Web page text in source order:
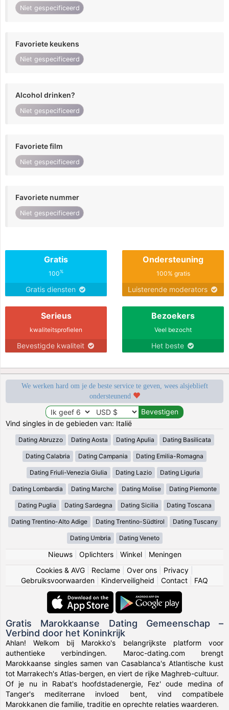
Niet gespecificeerd
Favoriete keukens
Niet gespecificeerd
Alcohol drinken?
Niet gespecificeerd
Favoriete film
Niet gespecificeerd
Favoriete nummer
Niet gespecificeerd
Gratis
100%
Gratis diensten
Ondersteuning
100% gratis
Luisterende moderators
Serieus
kwaliteitsprofielen
Bevestigde kwaliteit
Bezoekers
Veel bezocht
Het beste
We werken hard om je de beste service te geven, wees alsjeblieft
ondersteunend
Vind singles in de gebieden van: Italië
Dating Abruzzo Dating Aosta Dating Apulia Dating Basilicata
Dating Calabria Dating Campania Dating Emilia-Romagna
Dating Friuli-Venezia Giulia Dating Lazio Dating Liguria
Dating Lombardia Dating Marche Dating Molise Dating Piemonte
Dating Puglia Dating Sardegna Dating Sicilia Dating Toscana
Dating Trentino-Alto Adige Dating Trentino-Südtirol Dating Tuscany
Dating Umbria Dating Veneto
Nieuws| Oplichters| Winkel| Meningen
Cookies & AVG
Reclame Over ons Privacy
Gebruiksvoorwaarden
Kinderveiligheid Contact FAQ
Gratis Marokkaanse Dating Gemeenschap –
Verbind door het Koninkrijk
Ahlan! Welkom bij Marokko's belangrijkste platform voor
authentieke verbindingen. Maroc-dating.com brengt
Marokkaanse singles samen van Casablanca's Atlantische kust
tot Marrakech's Atlas-bergen, en viert de rijke Maghreb-cultuur.
Of je nu in Rabat's hoofdstadenergie, Fez' oude medina of
Tanger's mediterrane invloed bent, vind compatibele
Marokkanen die familie, traditie en oprechte relaties waarderen.